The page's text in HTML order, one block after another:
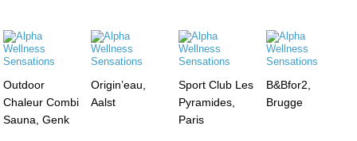
Outdoor
Chaleur Combi
Sauna, Genk
Origin’eau,
Aalst
Sport Club Les
Pyramides,
Paris
B&Bfor2,
Brugge